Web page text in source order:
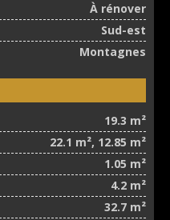
À rénover
Sud-est
Montagnes
19.3 m²
22.1 m², 12.85 m²
1.05 m²
4.2 m²
32.7 m²